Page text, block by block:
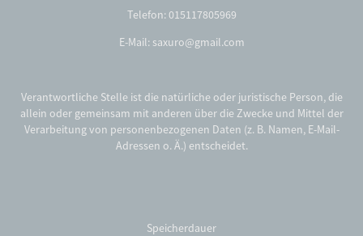
Telefon: 015117805969
E-Mail: saxuro@gmail.com
Verantwortliche Stelle ist die natürliche oder juristische Person, die
allein oder gemeinsam mit anderen über die Zwecke und Mittel der
Verarbeitung von personenbezogenen Daten (z. B. Namen, E-Mail-
Adressen o. Ä.) entscheidet.
Speicherdauer